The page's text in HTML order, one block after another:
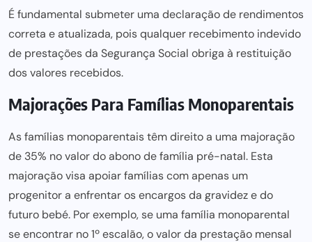
É fundamental submeter uma declaração de rendimentos
correta e atualizada, pois qualquer recebimento indevido
de prestações da Segurança Social obriga à restituição
dos valores recebidos.
Majorações Para Famílias Monoparentais
As famílias monoparentais têm direito a uma majoração
de 35% no valor do abono de família pré-natal. Esta
majoração visa apoiar famíliascom apenas um
progenitor a enfrentar os encargos da gravidez e do
futuro bebé. Por exemplo, se uma família monoparental
se encontrar no 1º escalão, o valor da prestação mensal